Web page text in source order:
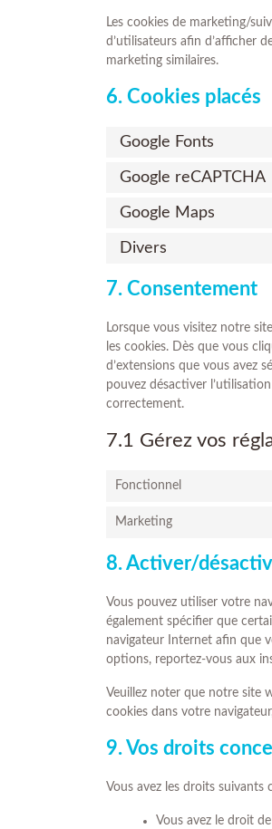
Les cookies de marketing/
d’utilisateurs afin d’afficher
marketing similaires.
6. Cookies placés
Google Fonts
Google reCAPTCHA
Google Maps
Divers
7. Consentement
Lorsque vous visitez notre
les cookies. Dès que vous
d’extensions que vous avez
pouvez désactiver
correctement.
7.1 Gérez vos
Fonctionnel
Marketing
8. Activer/
Vous pouvez utiliser votre
également spécifier que
navigateur Internet afin que
options, reportez-vous aux
Veuillez noter que notre site
cookies dans votre
9. Vos droits
Vous avez les droits suivants
Vous avez le droit